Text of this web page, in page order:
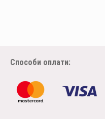
Способи оплати: